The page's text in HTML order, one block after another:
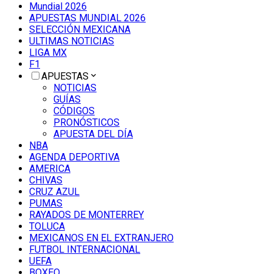
Mundial 2026
APUESTAS MUNDIAL 2026
SELECCIÓN MEXICANA
ULTIMAS NOTICIAS
LIGA MX
F1
APUESTAS
NOTICIAS
GUÍAS
CÓDIGOS
PRONÓSTICOS
APUESTA DEL DÍA
NBA
AGENDA DEPORTIVA
AMERICA
CHIVAS
CRUZ AZUL
PUMAS
RAYADOS DE MONTERREY
TOLUCA
MEXICANOS EN EL EXTRANJERO
FUTBOL INTERNACIONAL
UEFA